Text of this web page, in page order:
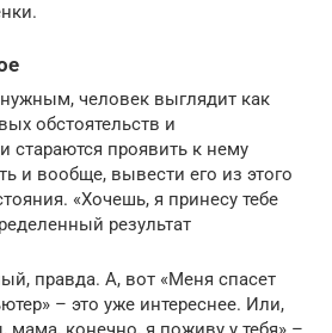
человек выглядит как
обстоятельств и
проявить к нему
и вообще, вывести его из этого
«Хочешь, я принесу тебе
результат
правда. А, вот «Меня спасет
– это уже интереснее. Или,